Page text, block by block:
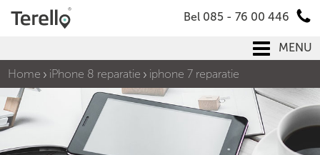
Bel 085 - 76 00 446
MENU
Home
iPhone 8 reparatie iphone 7 reparatie